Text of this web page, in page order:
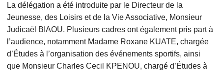
La délégation a été introduite par le Directeur de la
Jeunesse, des Loisirs et de la Vie Associative, Monsieur
Judicaël BIAOU. Plusieurs cadres ont également pris part à
l’audience, notamment Madame Roxane KUATE, chargée
d’Études à l’organisation des événements sportifs, ainsi
que Monsieur Charles Cecil KPENOU, chargé d’Études à